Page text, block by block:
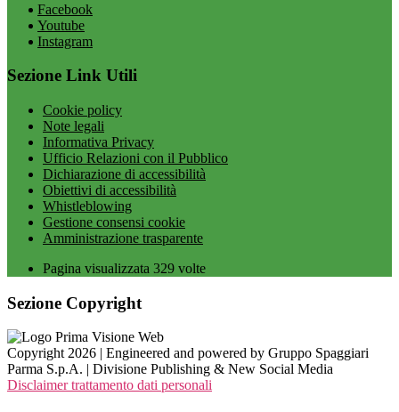
Facebook
Youtube
Instagram
Sezione Link Utili
Cookie policy
Note legali
Informativa Privacy
Ufficio Relazioni con il Pubblico
Dichiarazione di accessibilità
Obiettivi di accessibilità
Whistleblowing
Gestione consensi cookie
Amministrazione trasparente
Pagina visualizzata 329 volte
Sezione Copyright
Copyright 2026 | Engineered and powered by Gruppo Spaggiari
Parma S.p.A. | Divisione Publishing & New Social Media
Disclaimer trattamento dati personali